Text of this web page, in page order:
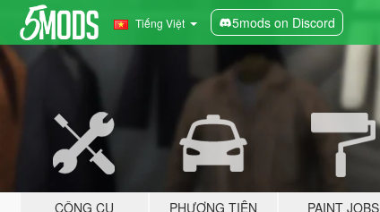
Tiếng Việt 5mods on Discord
CÔNG CỤ PHƯƠNG TIỆN PAINT JOBS